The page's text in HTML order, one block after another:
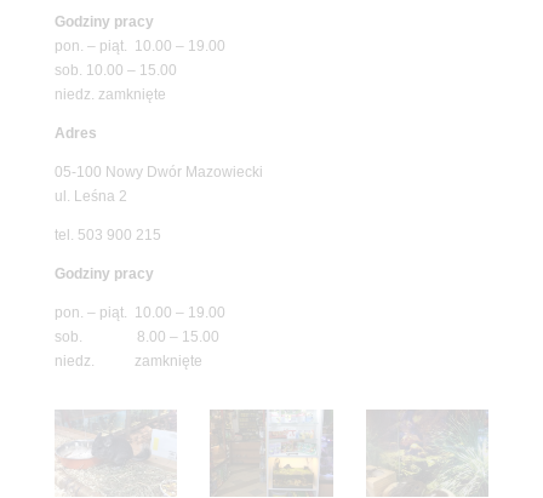
Godziny pracy
pon. – piąt. 10.00 – 19.00
sob. 10.00 – 15.00
niedz. zamknięte
Adres
05-100 Nowy Dwór Mazowiecki
ul. Leśna 2
tel. 503 900 215
Godziny pracy
pon. – piąt. 10.00 – 19.00
sob. 8.00 – 15.00
niedz. zamknięte